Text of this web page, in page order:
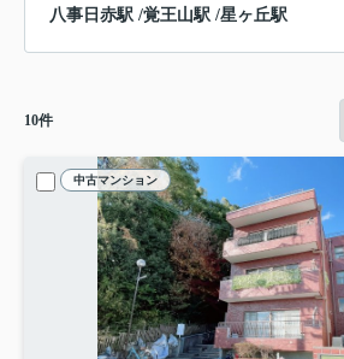
八事日赤駅 /覚王山駅 /星ヶ丘駅
10件
中古マンション